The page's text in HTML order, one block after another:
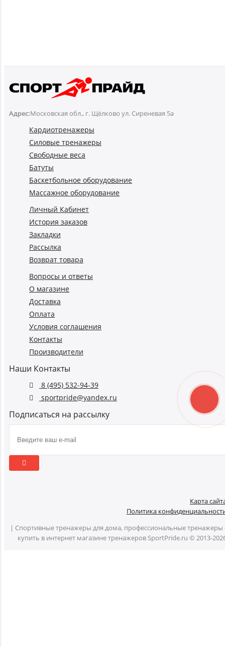
Адрес:Московская обл., г. Щёлково ул. Сиреневая 5а
Кардиотренажеры
Силовые тренажеры
Свободные веса
Батуты
Баскетбольное оборудование
Массажное оборудование
Личный Кабинет
История заказов
Закладки
Рассылка
Возврат товара
Вопросы и ответы
О магазине
Доставка
Оплата
Условия соглашения
Контакты
Производители
Наши Контакты
8 (495) 532-94-39
sportpride@yandex.ru
Подписаться на рассылку
Карта
Политика
| Спортивные тренажеры для дома, профессиональные тренажеры
купить в интернет магазине тренажеров SportPride.ru © 2013-